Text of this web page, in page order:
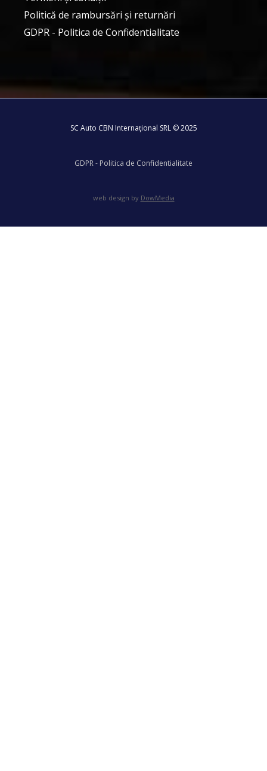
Politică de rambursări și returnări
GDPR - Politica de Confidentialitate
SC Auto CBN Internațional SRL © 2025
GDPR - Politica de Confidentialitate
web design by DowMedia